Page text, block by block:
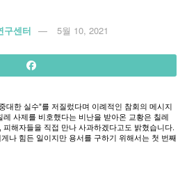
구센터 5월 10, 2021
대한 실수”를 저질렀다며 이례적인 참회의 메시지
레 사제를 비호했다는 비난을 받아온 교황은 칠레
피해자들을 직접 만나 사과하겠다고도 밝혔습니다
게나 힘든 일이지만 용서를 구하기 위해서는 첫 번째